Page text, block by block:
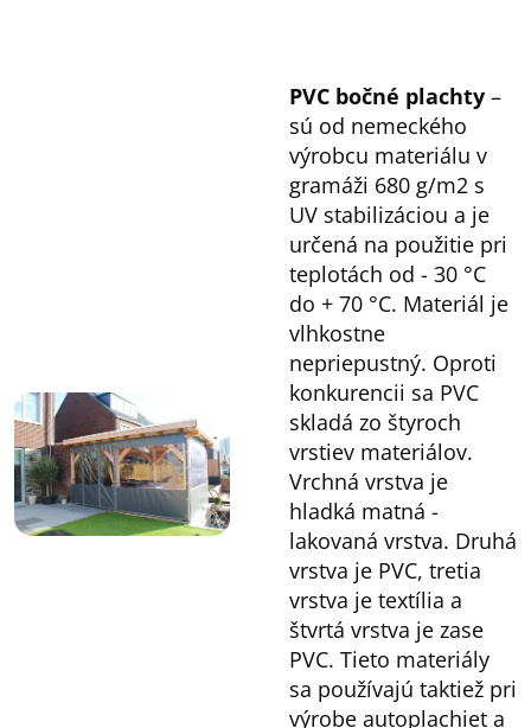
PVC bočné plachty –
sú od nemeckého
výrobcu materiálu v
gramáži 680 g/m2 s
UV stabilizáciou a je
určená na použitie pri
teplotách od - 30 °C
do + 70 °C. Materiál je
vlhkostne
nepriepustný. Oproti
konkurencii sa PVC
skladá zo štyroch
vrstiev materiálov.
Vrchná vrstva je
hladká matná -
lakovaná vrstva. Druhá
vrstva je PVC, tretia
vrstva je textília a
štvrtá vrstva je zase
PVC. Tieto materiály
sa používajú taktiež pri
výrobe autoplachiet a